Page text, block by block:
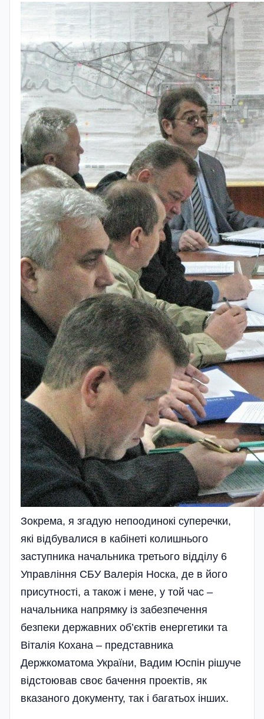
Зокрема, я згадую непоодинокі суперечки,
які відбувалися в кабінеті колишнього
заступника начальника третього відділу 6
Управління СБУ Валерія Носка, де в його
присутності, а також і мене, у той час –
начальника напрямку із забезпечення
безпеки державних об’єктів енергетики та
Віталія Кохана – представника
Держкоматома України, Вадим Юспін рішуче
відстоював своє бачення проектів, як
вказаного документу, так і багатьох інших.